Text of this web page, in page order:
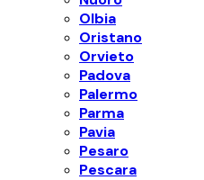
Olbia
Oristano
Orvieto
Padova
Palermo
Parma
Pavia
Pesaro
Pescara